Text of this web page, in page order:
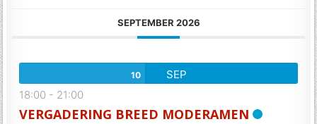
SEPTEMBER 2026
10
SEP
18:00 - 21:00
VERGADERING BREED MODERAMEN